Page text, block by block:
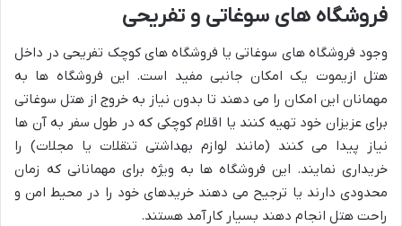
فروشگاه های سوغاتی و تفریحی
وجود فروشگاه های سوغاتی یا فروشگاه های کوچک تفریحی در داخل
هتل ازیموت یک امکان جانبی مفید است. این فروشگاه ها به
مهمانان این امکان را می دهند تا بدون نیاز به خروج از هتل سوغاتی
برای عزیزان خود تهیه کنند یا اقلام کوچکی که در طول سفر به آن ها
نیاز پیدا می کنند (مانند لوازم بهداشتی تنقلات یا مجلات) را
خریداری نمایند. این فروشگاه ها به ویژه برای مهمانانی که زمان
محدودی دارند یا ترجیح می دهند خریدهای خود را در محیط امن و
راحت هتل انجام دهند بسیار کارآمد هستند.